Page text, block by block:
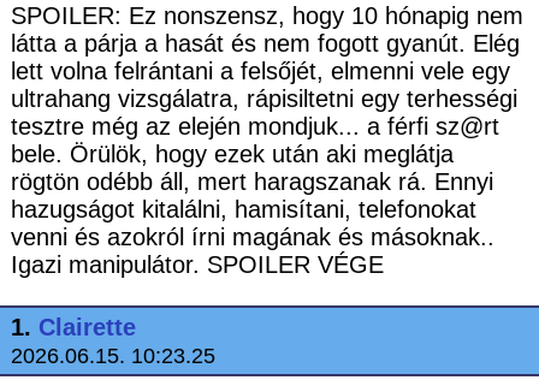
SPOILER: Ez nonszensz, hogy 10 hónapig nem
látta a párja a hasát és nem fogott gyanút. Elég
lett volna felrántani a felsőjét, elmenni vele egy
ultrahang vizsgálatra, rápisiltetni egy terhességi
tesztre még az elején mondjuk... a férfi sz@rt
bele. Örülök, hogy ezek után aki meglátja
rögtön odébb áll, mert haragszanak rá. Ennyi
hazugságot kitalálni, hamisítani, telefonokat
venni és azokról írni magának és másoknak..
Igazi manipulátor. SPOILER VÉGE
1. Clairette
2026.06.15. 10:23.25